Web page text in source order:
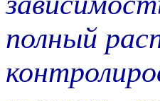
полный